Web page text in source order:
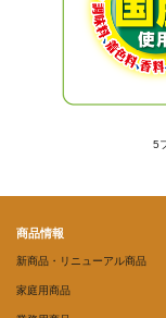
5
商品情報
新商品・リニューアル商品
家庭用商品